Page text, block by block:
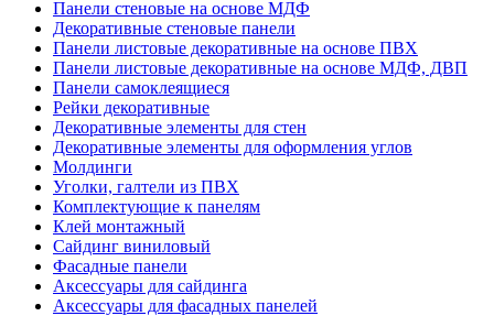
Панели стеновые на основе МДФ
Декоративные стеновые панели
Панели листовые декоративные на основе ПВХ
Панели листовые декоративные на основе МДФ, ДВП
Панели самоклеящиеся
Рейки декоративные
Декоративные элементы для стен
Декоративные элементы для оформления углов
Молдинги
Уголки, галтели из ПВХ
Комплектующие к панелям
Клей монтажный
Сайдинг виниловый
Фасадные панели
Аксессуары для сайдинга
Аксессуары для фасадных панелей